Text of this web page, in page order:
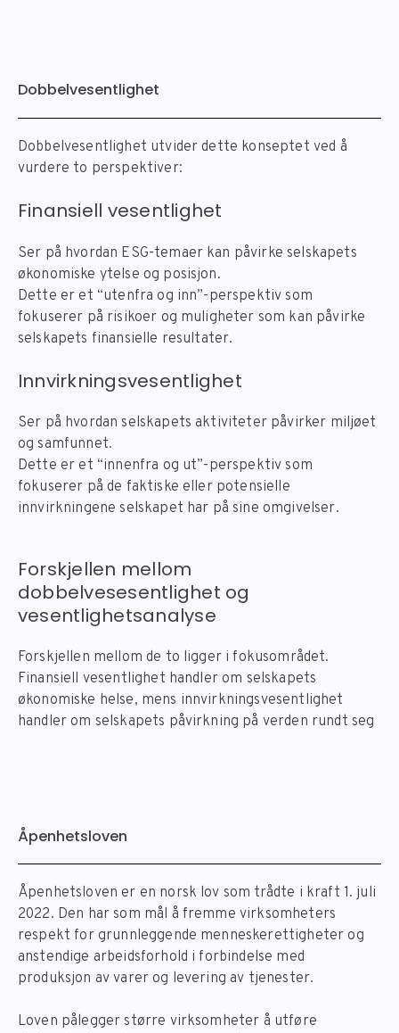
Dobbelvesentlighet
Dobbelvesentlighet utvider dette konseptet ved å
vurdere to perspektiver:
Finansiell vesentlighet
Ser på hvordan ESG-temaer kan påvirke selskapets
økonomiske ytelse og posisjon.
Dette er et “utenfra og inn”-perspektiv som
fokuserer på risikoer og muligheter som kan påvirke
selskapets finansielle resultater.
Innvirkningsvesentlighet
Ser på hvordan selskapets aktiviteter påvirker miljøet
og samfunnet.
Dette er et “innenfra og ut”-perspektiv som
fokuserer på de faktiske eller potensielle
innvirkningene selskapet har på sine omgivelser.
Forskjellen mellom
dobbelvesesentlighet og
vesentlighetsanalyse
Forskjellen mellom de to ligger i fokusområdet.
Finansiell vesentlighet handler om selskapets
økonomiske helse, mens innvirkningsvesentlighet
handler om selskapets påvirkning på verden rundt seg
Åpenhetsloven
Åpenhetsloven er en norsk lov som trådte i kraft 1. juli
2022. Den har som mål å fremme virksomheters
respekt for grunnleggende menneskerettigheter og
anstendige arbeidsforhold i forbindelse med
produksjon av varer og levering av tjenester.
Loven pålegger større virksomheter å utføre